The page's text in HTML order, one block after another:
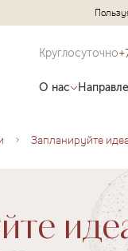
Круглосуточно
О нас